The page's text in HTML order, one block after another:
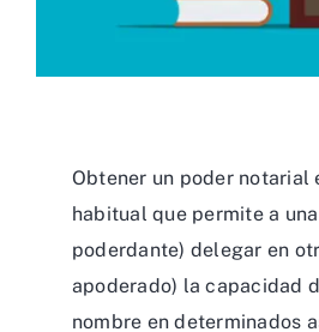
Obtener un poder notarial
habitual que permite a
poderdante) delegar en
apoderado) la capacidad
nombre en determinados